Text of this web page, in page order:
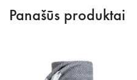
Panašūs produktai